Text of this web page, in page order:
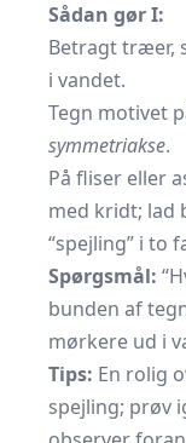
Sådan gør I:
Betragt træer,
i vandet.
Tegn motivet
symmetriakse.
På fliser eller
med kridt; lad
“spejling” i to
Spørgsmål:
bunden af
mørkere ud i
Tips: En rolig
spejling; prøv